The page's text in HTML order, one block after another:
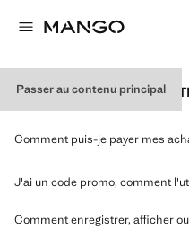
Passer au contenu principal
PAIEMENTS ET
Comment puis-je payer mes
J'ai un code promo, comment
Comment enregistrer, afficher